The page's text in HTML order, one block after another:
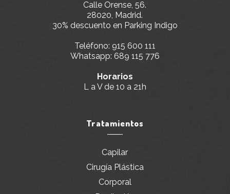
Calle Orense, 56.
28020, Madrid.
30% descuento en Parking Indigo
Teléfono: 915 600 111
Whatsapp: 689 115 776
Horarios
L a V de 10 a 21h
Tratamientos
Capilar
Cirugía Plástica
Corporal